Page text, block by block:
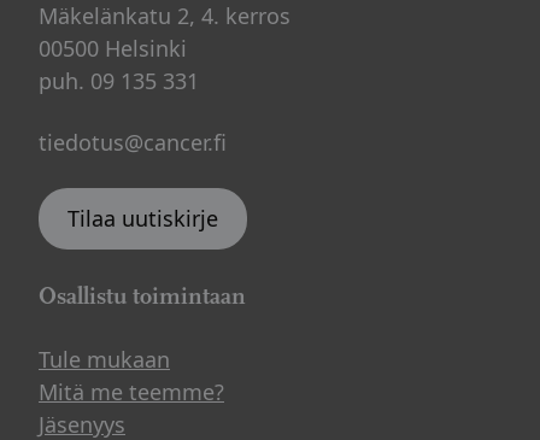
Mäkelänkatu 2, 4. kerros
00500 Helsinki
puh. 09 135 331
tiedotus@cancer.fi
Tilaa uutiskirje
Osallistu toimintaan
Tule mukaan
Mitä me teemme?
Jäsenyys